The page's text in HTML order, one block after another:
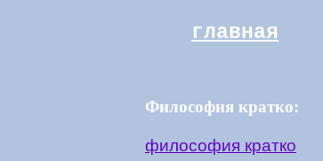
главная
Философия кратко:
философия кратко